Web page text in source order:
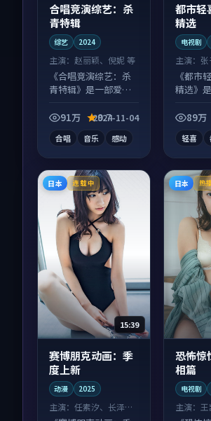
合唱竞演综艺：杀
青特辑
综艺 2024
主演： 赵丽颖、倪妮 等
《合唱竞演综艺：杀
青特辑》是一部爱情
系层层推进，尾声常
91万 9.7
2024-11-04
合唱 音乐 感动
都市轻
精选
电视剧
主演：
衣 等
《都市
精选》
论度高
89万
轻喜
日本 连载中
15:39
赛博朋克动画：季
度上新
动漫 2025
主演： 任素汐、长泽雅
美 等
日本 热
恐怖惊
相篇
电视剧
主演：